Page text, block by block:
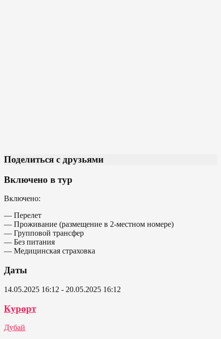
Поделиться с друзьями
Включено в тур
Включено:
— Перелет
— Проживание (размещение в 2-местном номере)
— Групповой трансфер
— Без питания
— Медицинская страховка
Даты
14.05.2025 16:12 - 20.05.2025 16:12
Курорт
Дубай